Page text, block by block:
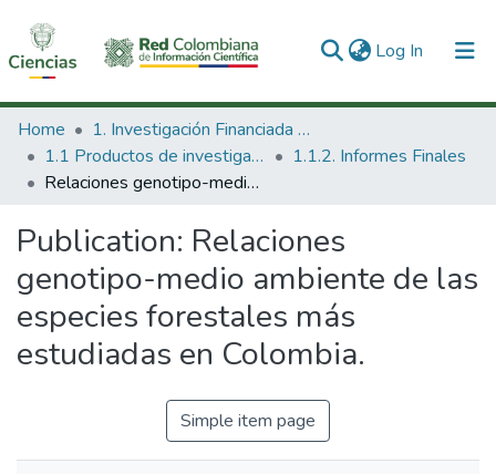
Log In (current)
Communities & Collections
All of DSpace
Home
1. Investigación Financiada con Recursos Públicos
1.1 Productos de investigación
1.1.2. Informes Finales
Relaciones genotipo-medio ambiente de las especies forestales más estudiadas en Colombia.
Publication: Relaciones
genotipo-medio ambiente de las
especies forestales más
estudiadas en Colombia.
Simple item page